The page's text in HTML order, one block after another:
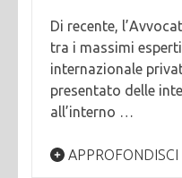
Di recente,
tra i massimi
internazionale
presentato delle
all’interno …
APPROFONDISCI